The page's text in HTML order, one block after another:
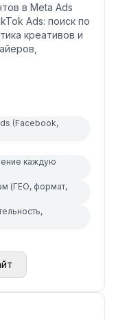
в Meta Ads
Ads: поиск по
креативов и
(Facebook,
каждую
(ГЕО, формат,